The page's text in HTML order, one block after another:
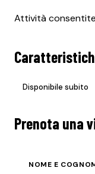
Attività consentite
Disponibile subito
Prenota una
NOME E